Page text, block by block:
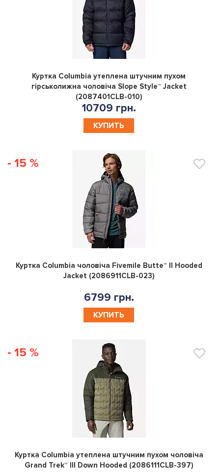
0
Куртка Columbia утеплена штучним пухом
гірськолижна чоловіча Slope Style™ Jacket
(2087401CLB-010)
10709 грн.
КУПИТЬ
- 15 %
0
Куртка Columbia чоловiча Fivemile Butte™ II Hooded
Jacket (2086911CLB-023)
6799 грн.
КУПИТЬ
- 15 %
0
Куртка Columbia утеплена штучним пухом чоловіча
Grand Trek™ III Down Hooded (2086111CLB-397)